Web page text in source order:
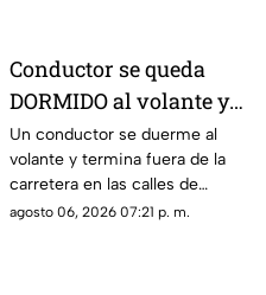
Conductor se queda
DORMIDO al volante y
termina entre la
maleza en Ciudad
Caucel
Un conductor se duerme al
volante y termina fuera de la
carretera en las calles de
Ciudad Caucel, por lo que se
agosto 06, 2026 07:21 p. m.